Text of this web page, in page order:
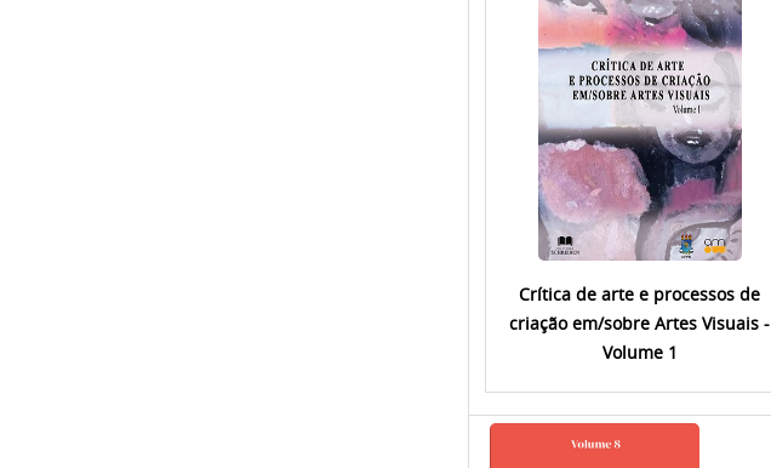
Crítica de arte e processos de
criação em/sobre Artes Visuais -
Volume 1